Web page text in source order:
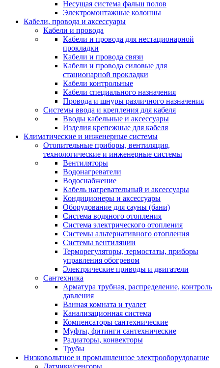
Несущая система фальш полов
Электромонтажные колонны
Кабели, провода и аксессуары
Кабели и провода
Кабели и провода для нестационарной
прокладки
Кабели и провода связи
Кабели и провода силовые для
стационарной прокладки
Кабели контрольные
Кабели специального назначения
Провода и шнуры различного назначения
Системы ввода и крепления для кабеля
Вводы кабельные и аксессуары
Изделия крепежные для кабеля
Климатические и инженерные системы
Отопительные приборы, вентиляция,
технологические и инженерные системы
Вентиляторы
Водонагреватели
Водоснабжение
Кабель нагревательный и аксессуары
Кондиционеры и аксессуары
Оборудование для сауны (бани)
Система водяного отопления
Система электрического отопления
Системы альтернативного отопления
Системы вентиляции
Терморегуляторы, термостаты, приборы
управления обогревом
Электрические приводы и двигатели
Сантехника
Арматура трубная, распределение, контроль
давления
Ванная комната и туалет
Канализационная система
Компенсаторы сантехнические
Муфты, фитинги сантехнические
Радиаторы, конвекторы
Трубы
Низковольтное и промышленное электрооборудование
Датчики/сенсоры